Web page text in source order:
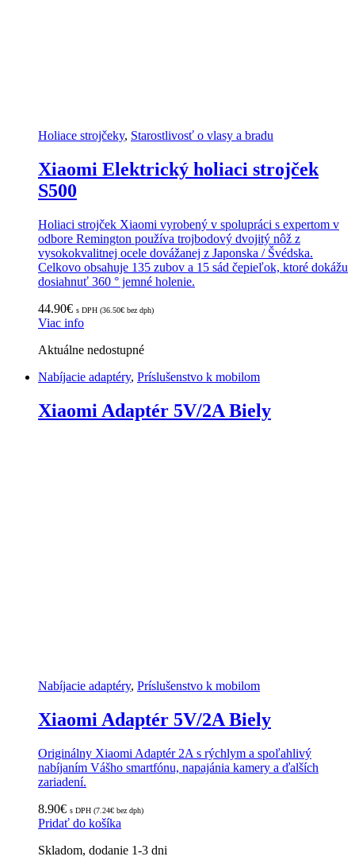
Holiace strojčeky, Starostlivosť o vlasy a bradu
Xiaomi Elektrický holiaci strojček
S500
Holiaci strojček Xiaomi vyrobený v spolupráci s expertom v
odbore Remington používa trojbodový dvojitý nôž z
vysokokvalitnej ocele dovážanej z Japonska / Švédska.
Celkovo obsahuje 135 zubov a 15 sád čepieľok, ktoré dokážu
dosiahnuť 360 ° jemné holenie.
44.90€ s DPH (36.50€ bez dph)
Viac info
Aktuálne nedostupné
Nabíjacie adaptéry, Príslušenstvo k mobilom
Xiaomi Adaptér 5V/2A Biely
Nabíjacie adaptéry, Príslušenstvo k mobilom
Xiaomi Adaptér 5V/2A Biely
Originálny Xiaomi Adaptér 2A s rýchlym a spoľahlivý
nabíjaním Vášho smartfónu, napajánia kamery a ďalších
zariadení.
8.90€ s DPH (7.24€ bez dph)
Pridať do košíka
Skladom, dodanie 1-3 dni